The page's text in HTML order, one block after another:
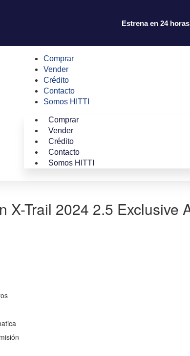
Estrena en 24
Comprar
Vender
Crédito
Contacto
Somos HITTI
Comprar
Vender
Crédito
Contacto
Somos HITTI
X-Trail 2024 2.5 Exclusive